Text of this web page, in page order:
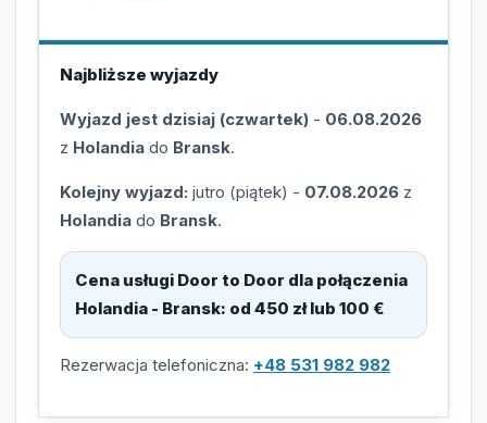
Najbliższe wyjazdy
Wyjazd jest dzisiaj (czwartek) - 06.08.2026
z Holandia do Bransk.
Kolejny wyjazd: jutro (piątek) - 07.08.2026 z
Holandia do Bransk.
Cena usługi Door to Door dla połączenia
Holandia - Bransk: od 450 zł lub 100 €
Rezerwacja telefoniczna: +48 531 982 982